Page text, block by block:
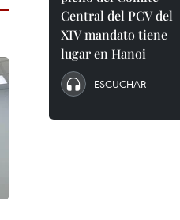
Central del PCV del
XIV mandato tiene
lugar en Hanoi
ESCUCHAR